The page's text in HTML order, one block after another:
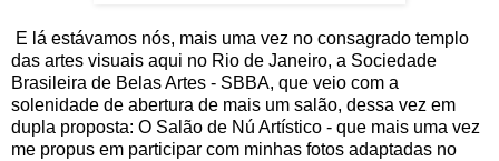
E lá estávamos nós, mais uma vez no consagrado templo
das artes visuais aqui no Rio de Janeiro, a Sociedade
Brasileira de Belas Artes - SBBA, que veio com a
solenidade de abertura de mais um salão, dessa vez em
dupla proposta: O Salão de Nú Artístico - que mais uma vez
me propus em participar com minhas fotos adaptadas no